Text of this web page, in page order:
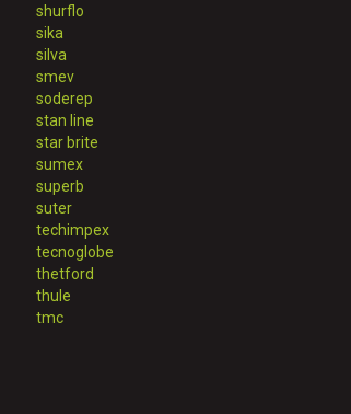
shurflo
sika
silva
smev
soderep
stan line
star brite
sumex
superb
suter
techimpex
tecnoglobe
thetford
thule
tmc